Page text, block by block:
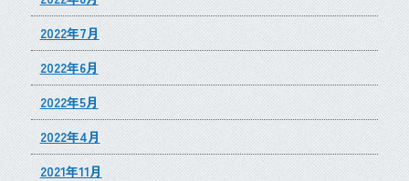
2022年7月
2022年6月
2022年5月
2022年4月
2021年11月